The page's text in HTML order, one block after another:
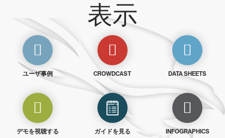
表示
ユーザ事例 CROWDCAST DATA SHEETS
デモを視聴する ガイドを見る INFOGRAPHICS